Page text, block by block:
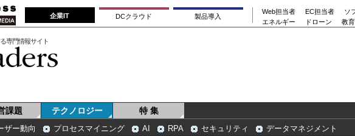
企業IT DCクラウド 製品導入
Web担当者 EC担当者
ソ
エネルギー
ドローン 教
専門情報サイト
課題 テクノロジー 特 集
ザー動向 プロセスマイニング AI RPA セキュリティ データマネジメント